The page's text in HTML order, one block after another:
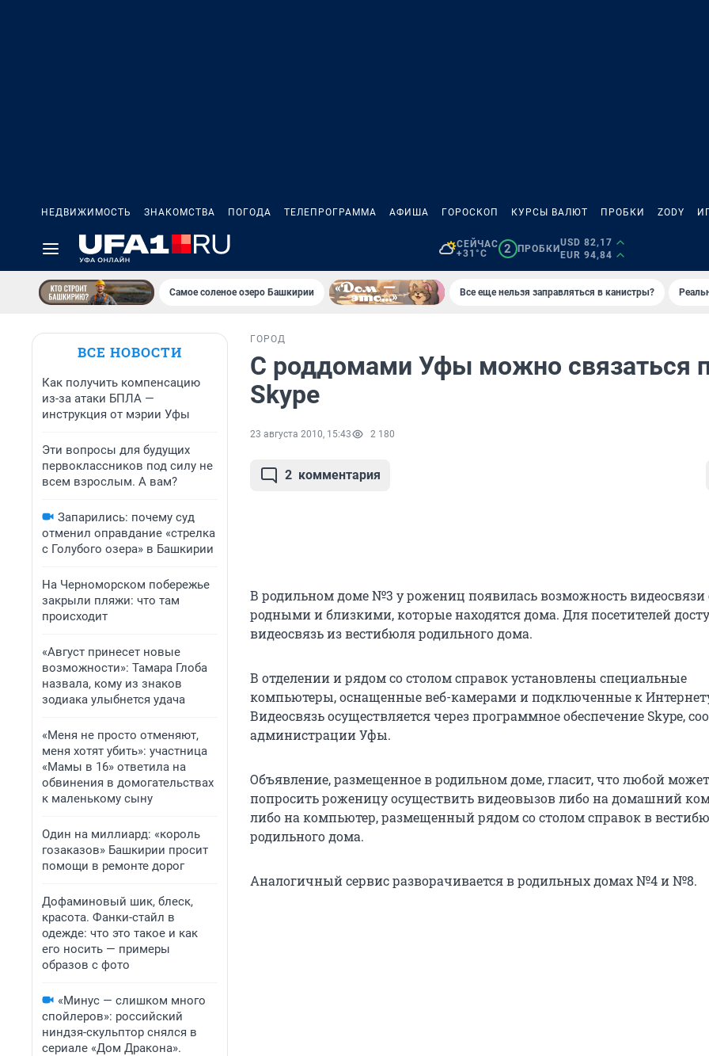
НЕДВИЖИМОСТЬ ЗНАКОМСТВА ПОГОДА ТЕЛЕПРОГРАММА АФИША ГОРОСКОП КУРСЫ ВАЛЮТ ПРОБКИ ZODY
СЕЙЧАС
+31°C
2 ПРОБКИ
USD 82,17
EUR 94,84
Самое соленое озеро Башкирии Все еще нельзя заправляться в канистры?
ВСЕ НОВОСТИ
Как получить компенсацию
из-за атаки БПЛА —
инструкция от мэрии Уфы
Эти вопросы для будущих
первоклассников под силу не
всем взрослым. А вам?
Запарились: почему суд
отменил оправдание «стрелка
с Голубого озера» в Башкирии
На Черноморском побережье
закрыли пляжи: что там
происходит
«Август принесет новые
возможности»: Тамара Глоба
назвала, кому из знаков
зодиака улыбнется удача
«Меня не просто отменяют,
меня хотят убить»: участница
«Мамы в 16» ответила на
обвинения в домогательствах
к маленькому сыну
Один на миллиард: «король
гозаказов» Башкирии просит
помощи в ремонте дорог
Дофаминовый шик, блеск,
красота. Фанки-стайл в
одежде: что это такое и как
его носить — примеры
образов с фото
«Минус — слишком много
спойлеров»: российский
ниндзя-скульптор снялся в
сериале «Дом Дракона».
ГОРОД
С роддомами Уфы можно связаться
Skype
23 августа 2010, 15:43 2 180
2 комментария
В родильном доме №3 у рожениц появилась возможность видеосвязи
родными и близкими, которые находятся дома. Для посетителей
видеосвязь из вестибюля родильного дома.
В отделении и рядом со столом справок установлены специальные
компьютеры, оснащенные веб-камерами и подключенные к
Видеосвязь осуществляется через программное обеспечение Skype,
администрации Уфы.
Объявление, размещенное в родильном доме, гласит, что любой может
попросить роженицу осуществить видеовызов либо на домашний
либо на компьютер, размещенный рядом со столом справок в
родильного дома.
Аналогичный сервис разворачивается в родильных домах №4 и №8.